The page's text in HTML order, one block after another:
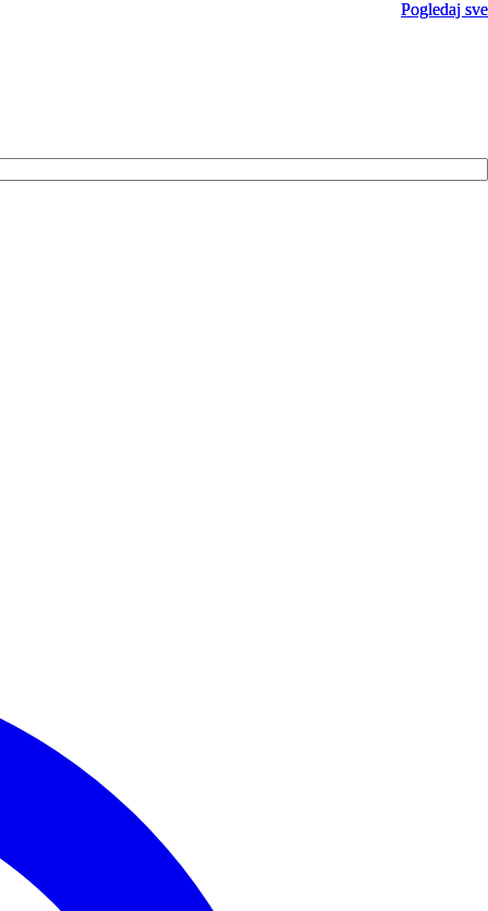
Pogledaj sve
Pogledaj sve